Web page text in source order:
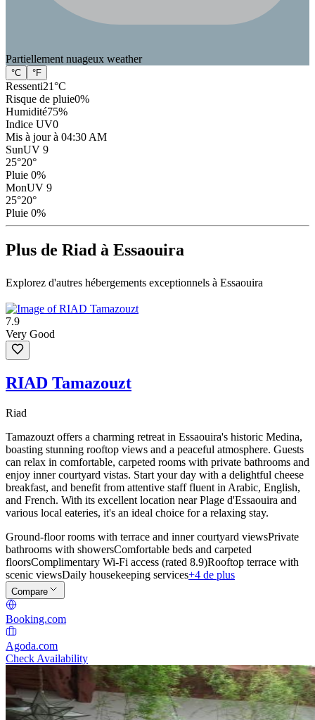
Partiellement nuageux weather
°C °F
Ressenti21°C
Risque de pluie0%
Humidité75%
Indice UV0
Mis à jour à 04:30 AM
SunUV 9
25°20°
Pluie 0%
MonUV 9
25°20°
Pluie 0%
Plus de Riad à Essaouira
Explorez d'autres hébergements exceptionnels à Essaouira
7.9
Very Good
RIAD Tamazouzt
Riad
Tamazouzt offers a charming retreat in Essaouira's historic Medina,
boasting stunning rooftop views and a peaceful atmosphere. Guests
can relax in comfortable, carpeted rooms with private bathrooms and
enjoy inner courtyard vistas. Start your day with a delightful cheese
breakfast, and benefit from attentive staff fluent in Arabic, English,
and French. With its excellent location near Plage d'Essaouira and
various local eateries, it's an ideal choice for a relaxing stay.
Ground-floor rooms with terrace and inner courtyard viewsPrivate
bathrooms with showersComfortable beds and carpeted
floorsComplimentary Wi-Fi access (rated 8.9)Rooftop terrace with
scenic viewsDaily housekeeping services+4 de plus
Compare
Booking.com
Agoda.com
Check Availability